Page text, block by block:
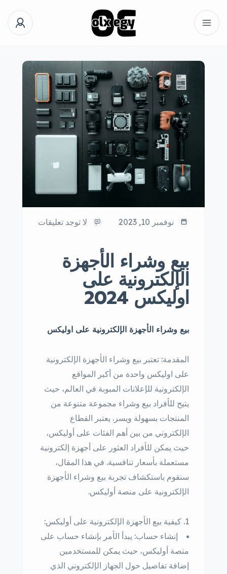
نوفمبر 10, 2023 لا توجد تعليقات
بيع وشراء الأجهزة
الإلكترونية على
اوليكس 2024
بيع وشراء الأجهزة الإلكترونية على اوليكس
المقدمة: تعتبر بيع وشراء الأجهزة الإلكترونية
على اوليكس واحدة من أكبر المواقع
الإلكترونية للإعلانات المبوبة في العالم، حيث
يتيح للأفراد بيع وشراء مجموعة متنوعة من
المنتجات بسهولة ويسر. يعتبر القطاع
الإلكتروني من بين أهم الفئات على أوليكس،
حيث يمكن للأفراد العثور على أجهزة إلكترونية
مستعملة بأسعار تنافسية. في هذا المقال،
سنقوم باستكشاف تجربة بيع وشراء الأجهزة
الإلكترونية على منصة أوليكس.
كيفية بيع الأجهزة الإلكترونية على أوليكس:
إنشاء حساب: يبدأ الأمر بإنشاء حساب على
منصة أوليكس، حيث يمكن للمستخدمين
إضافة تفاصيل حول الجهاز الإلكتروني الذي